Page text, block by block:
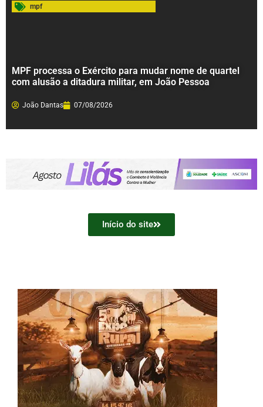
mpf
MPF processa o Exército para mudar nome de quartel
com alusão a ditadura militar, em João Pessoa
João Dantas 07/08/2026
Início do site